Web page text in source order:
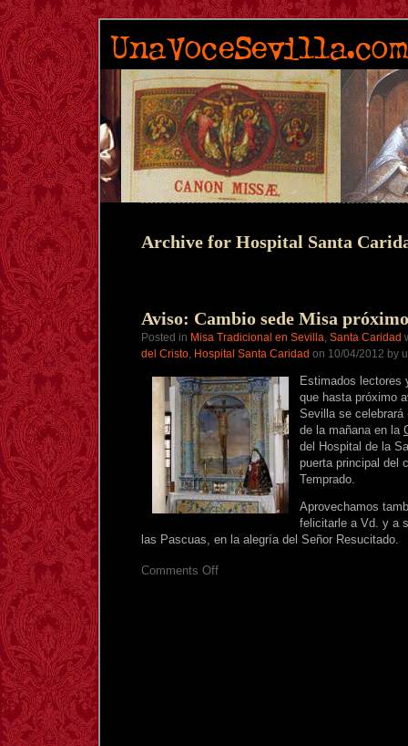
Archive for Hospital Santa
Aviso: Cambio sede Misa
Posted in Misa Tradicional en Sevilla, Santa Caridad
del Cristo, Hospital Santa Caridad on 10/04/2012 by
Estimados lectores
que hasta próximo
Sevilla se
de la mañana en la
del Hospital de la
puerta principal del
Temprado.
Aprovechamos
felicitarle a Vd. y a
las Pascuas, en la alegría del Señor Resucitado.
Comments Offon